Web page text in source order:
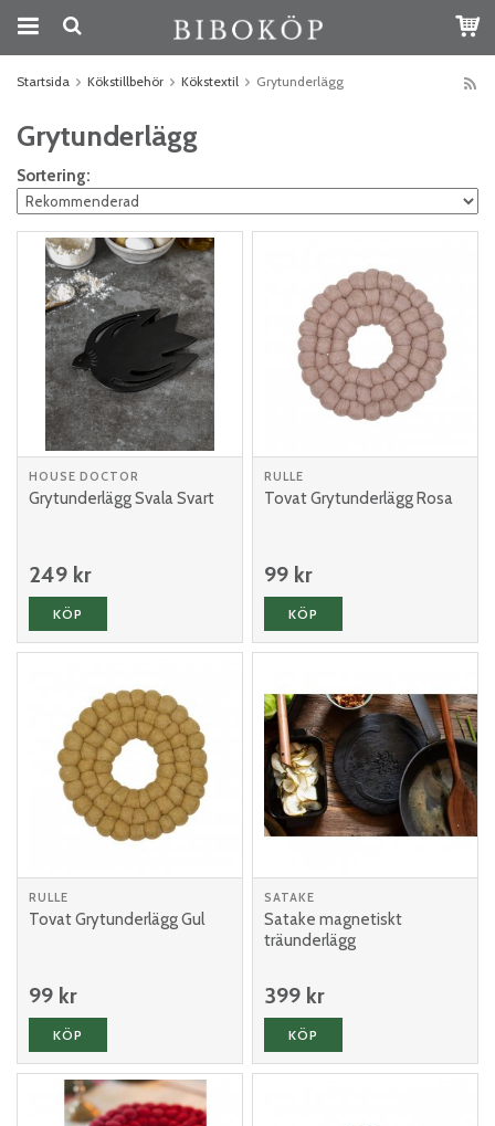
Startsida Kökstillbehör Kökstextil Grytunderlägg
Grytunderlägg
Sortering:
HOUSE DOCTOR
Grytunderlägg Svala Svart
249 kr
KÖP
RULLE
Tovat Grytunderlägg Rosa
99 kr
KÖP
RULLE
Tovat Grytunderlägg Gul
99 kr
KÖP
SATAKE
Satake magnetiskt
träunderlägg
399 kr
KÖP